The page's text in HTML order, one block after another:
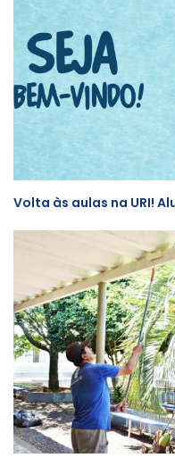
Volta às aulas na URI!